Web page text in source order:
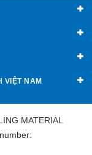
VIỆT NAM
MATERIAL